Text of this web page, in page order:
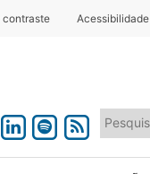
contraste Acessibilidade